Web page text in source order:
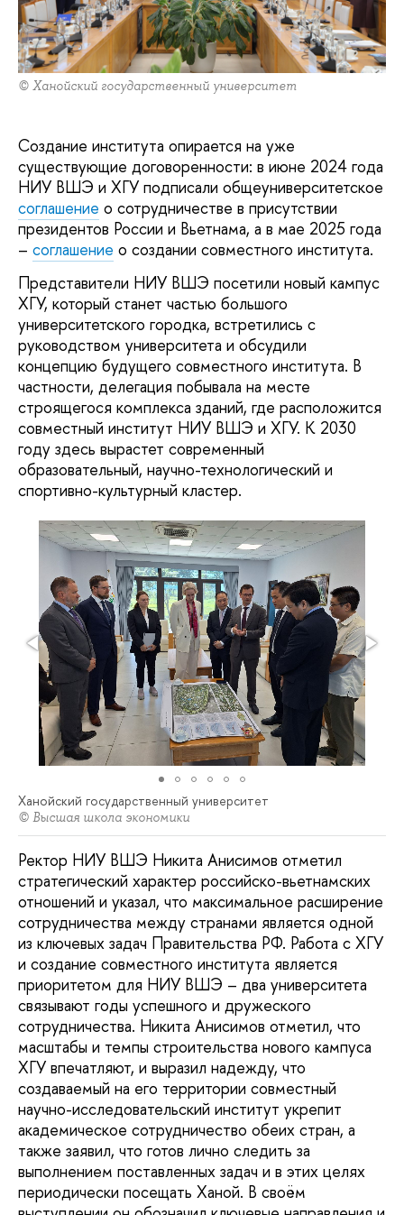
© Ханойский государственный университет
Создание института опирается на уже
существующие договоренности: в июне 2024 года
НИУ ВШЭ и ХГУ подписали общеуниверситетское
соглашение о сотрудничестве в присутствии
президентов России и Вьетнама, а в мае 2025 года
– соглашение о создании совместного института.
Представители НИУ ВШЭ посетили новый кампус
ХГУ, который станет частью большого
университетского городка, встретились с
руководством университета и обсудили
концепцию будущего совместного института. В
частности, делегация побывала на месте
строящегося комплекса зданий, где расположится
совместный институт НИУ ВШЭ и ХГУ. К 2030
году здесь вырастет современный
образовательный, научно-технологический и
спортивно-культурный кластер.
Ханойский государственный университет
© Высшая школа экономики
Ректор НИУ ВШЭ Никита Анисимов отметил
стратегический характер российско-вьетнамских
отношений и указал, что максимальное расширение
сотрудничества между странами является одной
из ключевых задач Правительства РФ. Работа с ХГУ
и создание совместного института является
приоритетом для НИУ ВШЭ – два университета
связывают годы успешного и дружеского
сотрудничества. Никита Анисимов отметил, что
масштабы и темпы строительства нового кампуса
ХГУ впечатляют, и выразил надежду, что
создаваемый на его территории совместный
научно-исследовательский институт укрепит
академическое сотрудничество обеих стран, а
также заявил, что готов лично следить за
выполнением поставленных задач и в этих целях
периодически посещать Ханой. В своём